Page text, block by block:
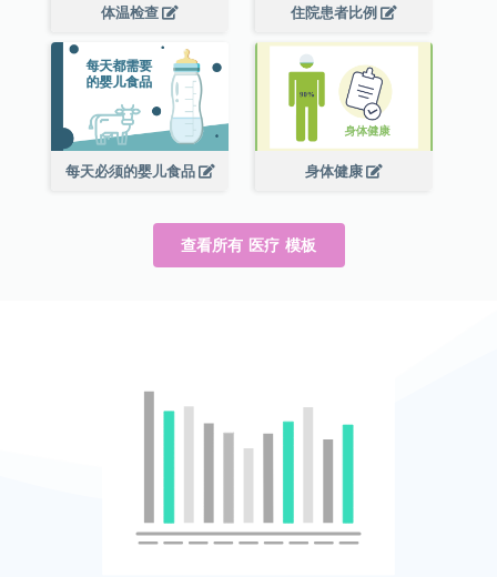
体温检查 住院患者比例
每天必须的婴儿食品 身体健康
查看所有 医疗 模板